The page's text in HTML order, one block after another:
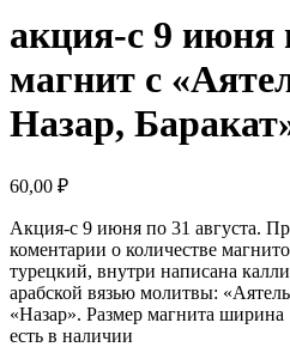
акция-с 9 июня
магнит с
Назар,
60,00 ₽
Акция-с 9 июня по 31 августа.
коментарии о количестве
турецкий, внутри написана
арабской вязью молитвы:
«Назар». Размер магнита
есть в наличии